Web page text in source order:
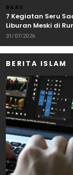
BARU
7 Kegiatan Seru
Liburan Meski di
31/07/2026
BERITA ISLAM